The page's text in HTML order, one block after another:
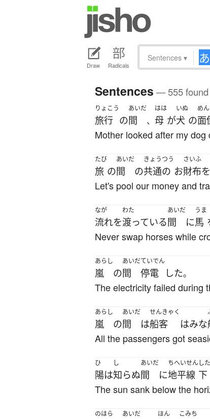
Draw Radicals
Sentences ▾
Sentences — 555 found
りょこう
旅行 の
あいだ
間 、
はは
母 が
いぬ
犬 の
め
面
Mother looked after my dog
たび
旅 の
あいだ
間 の
きょうつう
共通の お
さいふ
財布を
Let's pool our money and
なが
流れを
わた
渡っている
あいだ
間 に
うま
馬
Never swap horses while
あらし
嵐 の
あいだ
間
ていでん
停電 した。
The electricity failed during
あらし
嵐 の
あいだ
間 は
せんきゃく
船客 はみな
All the passengers got
ひ
陽は
し
知らぬ
あいだ
間 に
ちへいせん
地平線
した
下
The sun sank below the
のはら
あいだ ほん こみち